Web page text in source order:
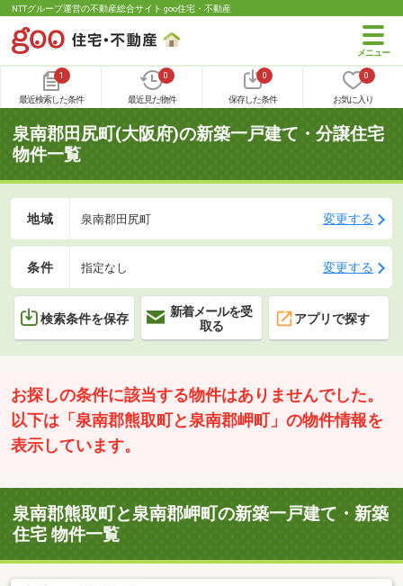
NTTグループ運営の不動産総合サイト goo住宅・不動産
1
最近検索した条件
0
最近見た物件
0
保存した条件
0
お気に入り
泉南郡田尻町(大阪府)の新築一戸建て・分譲住宅
物件一覧
地域 泉南郡田尻町 変更する
条件 指定なし 変更する
検索条件を保存
新着メールを受
取る
アプリで探す
お探しの条件に該当する物件はありませんでした。
以下は「泉南郡熊取町と泉南郡岬町」の物件情報を
表示しています。
泉南郡熊取町と泉南郡岬町の新築一戸建て・新築
住宅 物件一覧